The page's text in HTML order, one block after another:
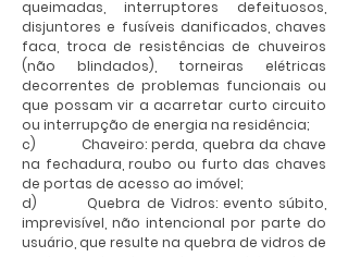
queimadas, interruptores defeituosos,
disjuntores e fusíveis danificados, chaves
faca, troca de resistências de chuveiros
(não blindados), torneiras elétricas
decorrentes de problemas funcionais ou
que possam vir a acarretar curto circuito
ou interrupção de energia na residência;
c) Chaveiro: perda, quebra da chave
na fechadura, roubo ou furto das chaves
de portas de acesso ao imóvel;
d) Quebra de Vidros: evento súbito,
imprevisível, não intencional por parte do
usuário, que resulte na quebra de vidros de